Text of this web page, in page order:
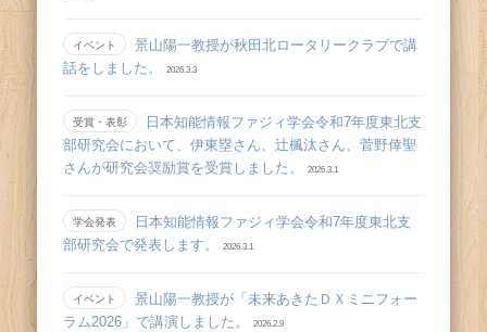
イベント
景山陽一教授が秋田北ロータリークラブで講
話をしました。
2026.3.3
受賞・表彰
日本知能情報ファジィ学会令和7年度東北支
部研究会において、伊東塁さん、辻󠄀楓汰さん、菅野倖聖
さんが研究会奨励賞を受賞しました。
2026.3.1
学会発表
日本知能情報ファジィ学会令和7年度東北支
部研究会で発表します。
2026.3.1
イベント
景山陽一教授が「未来あきたＤＸミニフォー
ラム2026」で講演しました。
2026.2.9